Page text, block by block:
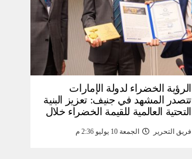
الرؤية الخضراء لدولة الإمارات
تتصدر المشهد في جنيف: تعزيز البنية
التحتية العالمية للقيمة الخضراء خلال
المعلومات WSIS 2026 وقمة “الذكاء
فريق التحرير الجمعة 10 يوليو 2:36 م